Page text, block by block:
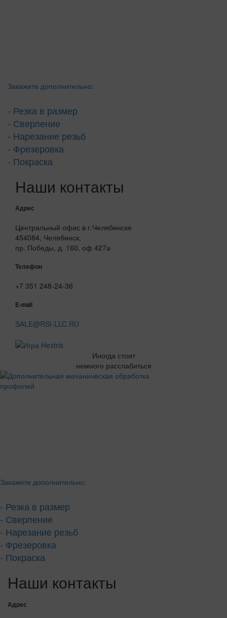
Закажите дополнительно:
- Резка в размер
- Сверление
- Нарезание резьб
- Фрезеровка
- Покраска
Наши контакты
Адрес
Центральный офис в г.Челябинске
454084, Челябинск,
пр. Победы, д. 160, оф 427а
Телефон
+7 351 248-24-36
E-mail
SALE@RSI-LLC.RU
Иногда стоит
немного расслабиться
Закажите дополнительно:
- Резка в размер
- Сверление
- Нарезание резьб
- Фрезеровка
- Покраска
Наши контакты
Адрес